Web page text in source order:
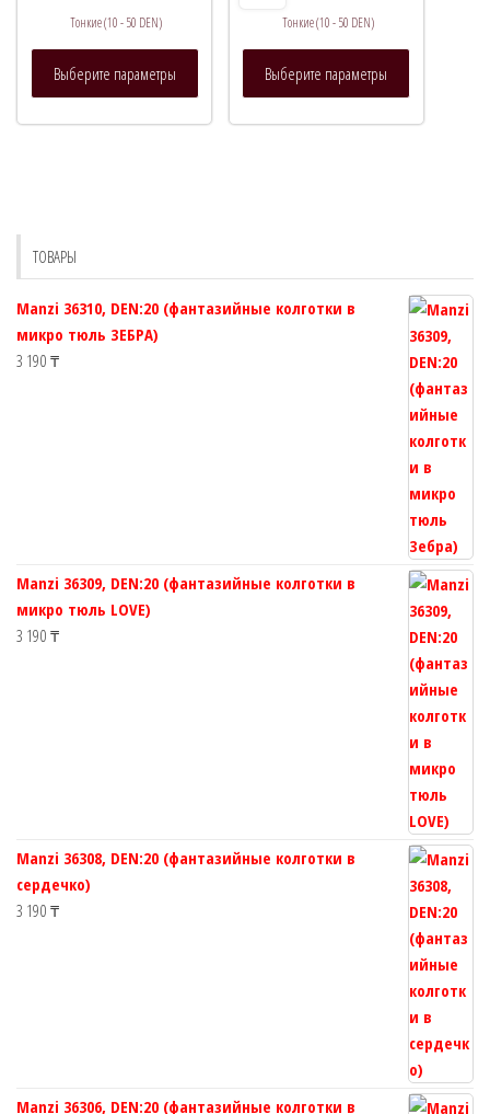
Тонкие (10 - 50 DEN)
Выберите параметры
Этот
товара.
Тонкие (10 - 50 DEN)
Выберите параметры
странице
товара.
ТОВАРЫ
Manzi 36310, DEN:20 (фантазийные колготки в
микро тюль ЗЕБРА)
3 190 ₸
Manzi 36309, DEN:20 (фантазийные колготки в
микро тюль LOVE)
3 190 ₸
Manzi 36308, DEN:20 (фантазийные колготки в
сердечко)
3 190 ₸
Manzi 36306, DEN:20 (фантазийные колготки в